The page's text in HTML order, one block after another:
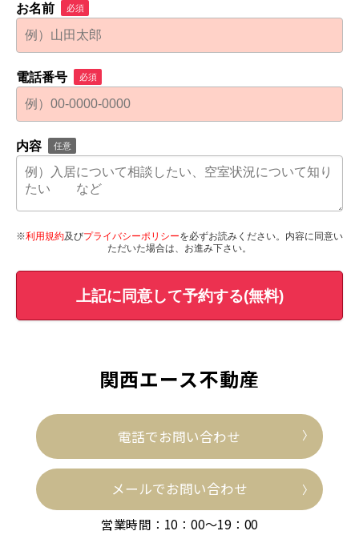
お名前 必須
電話番号 必須
内容 任意
※利用規約及びプライバシーポリシーを必ずお読みください。内容に同意い
ただいた場合は、お進み下さい。
上記に同意して予約する(無料)
関西エース不動産
電話でお問い合わせ
メールでお問い合わせ
営業時間：10：00～19：00